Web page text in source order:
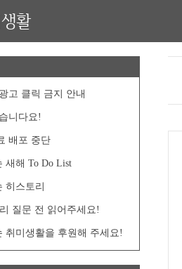
활
고 클릭 금지 안내
니다요!
배포 중단
새해 To Do List
히스토리
질문 전 읽어주세요!
취미생활을 후원해 주세요!